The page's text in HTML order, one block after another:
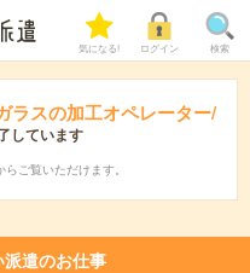
気になる! ログイン 検索
ラスの加工オペレーター/
しています
らご覧いただけます。
遣のお仕事